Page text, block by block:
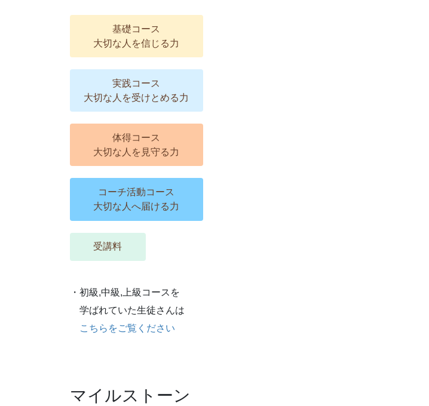
基礎コース
大切な人を信じる力
実践コース
大切な人を受けとめる力
体得コース
大切な人を見守る力
コーチ活動コース
大切な人へ届ける力
受講料
・初級,中級,上級コースを
学ばれていた生徒さんは
こちらをご覧ください
マイルストーン